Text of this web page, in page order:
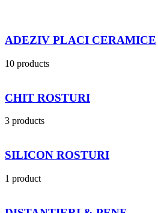
ADEZIV PLACI CERAMICE
10 products
CHIT ROSTURI
3 products
SILICON ROSTURI
1 product